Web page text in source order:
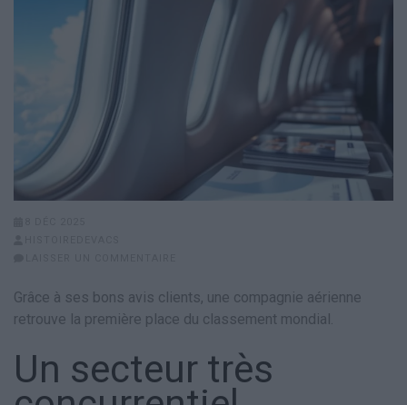
Grâce à ses bons avis clients, une compagnie aérienne
retrouve la première place du classement mondial.
Un secteur très